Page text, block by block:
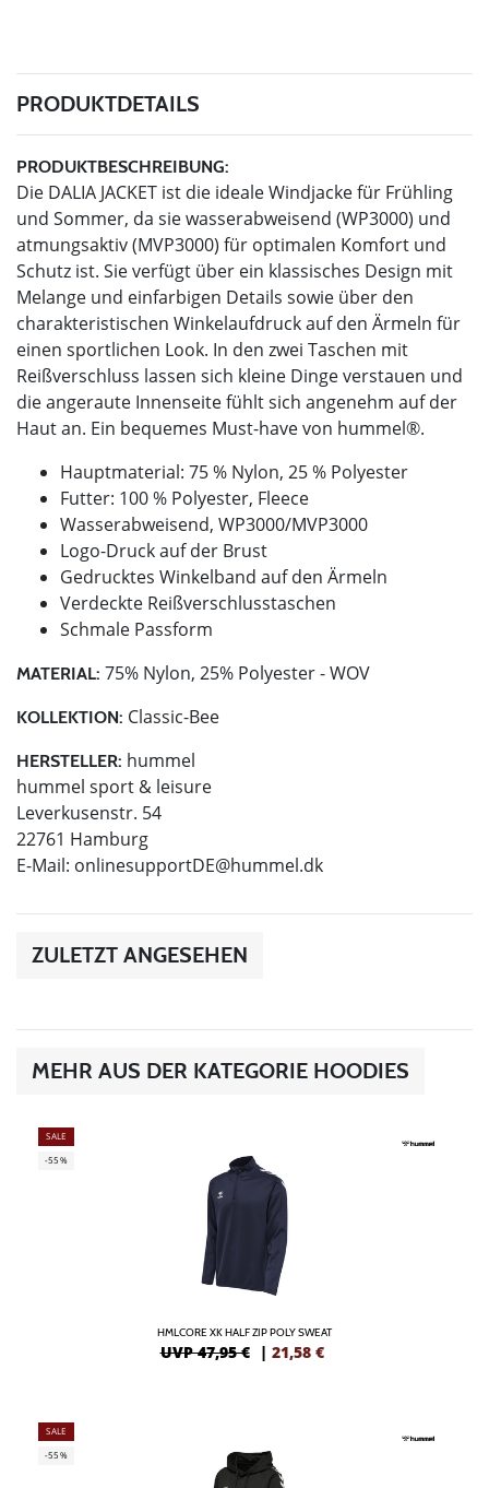
PRODUKTDETAILS
PRODUKTBESCHREIBUNG:
Die DALIA JACKET ist die ideale Windjacke für Frühling
und Sommer, da sie wasserabweisend (WP3000) und
atmungsaktiv (MVP3000) für optimalen Komfort und
Schutz ist. Sie verfügt über ein klassisches Design mit
Melange und einfarbigen Details sowie über den
charakteristischen Winkelaufdruck auf den Ärmeln für
einen sportlichen Look. In den zwei Taschen mit
Reißverschluss lassen sich kleine Dinge verstauen und
die angeraute Innenseite fühlt sich angenehm auf der
Haut an. Ein bequemes Must-have von hummel®.
Hauptmaterial: 75 % Nylon, 25 % Polyester
Futter: 100 % Polyester, Fleece
Wasserabweisend, WP3000/MVP3000
Logo-Druck auf der Brust
Gedrucktes Winkelband auf den Ärmeln
Verdeckte Reißverschlusstaschen
Schmale Passform
MATERIAL: 75% Nylon, 25% Polyester - WOV
KOLLEKTION: Classic-Bee
HERSTELLER: hummel
hummel sport & leisure
Leverkusenstr. 54
22761 Hamburg
E-Mail: onlinesupportDE@hummel.dk
ZULETZT ANGESEHEN
MEHR AUS DER KATEGORIE HOODIES
SALE
-55%
HMLCORE XK HALF ZIP POLY SWEAT
UVP 47,95 € | 21,58 €
SALE
-55%